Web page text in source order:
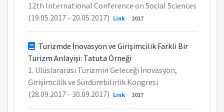
12th International Conference on Social Sciences
(19.05.2017 - 20.05.2017) Link 2017
Turizmde İnovasyon ve Girişimcilik Farkli Bir
Turizm Anlayişi: Tatuta Örneği
1. Uluslararası Turizmin Geleceği İnovasyon,
Girişimcilik ve Sürdürebilirlik Kongresi
(28.09.2017 - 30.09.2017) Link 2017